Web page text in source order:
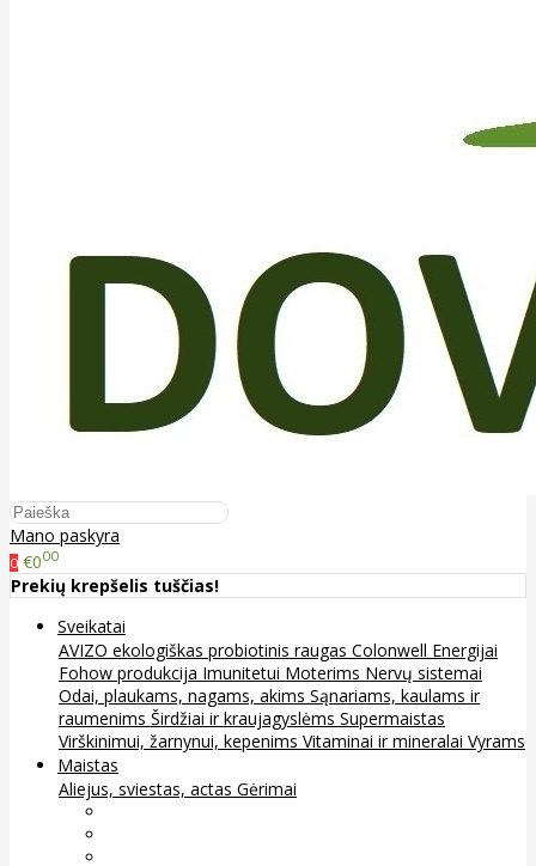
Mano paskyra
0 €000
Prekių krepšelis tuščias!
Sveikatai
AVIZO ekologiškas probiotinis raugas Colonwell Energijai
Fohow produkcija Imunitetui Moterims Nervų sistemai
Odai, plaukams, nagams, akims Sąnariams, kaulams ir
raumenims Širdžiai ir kraujagyslėms Supermaistas
Virškinimui, žarnynui, kepenims Vitaminai ir mineralai Vyrams
Maistas
Aliejus, sviestas, actas Gėrimai